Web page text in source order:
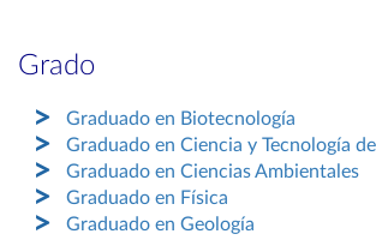
Grado
Graduado en Biotecnología
Graduado en Ciencia y Tecnología
Graduado en Ciencias Ambientales
Graduado en Física
Graduado en Geología